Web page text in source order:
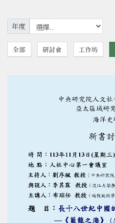
年度
全部 研討會 工作坊